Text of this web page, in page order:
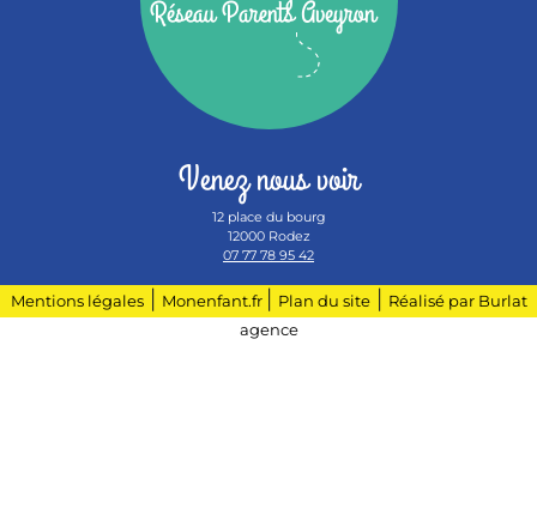
Réseau Parents Aveyron
Venez nous voir
12 place du bourg
12000 Rodez
07 77 78 95 42
Mentions légales| Monenfant.fr Plan du site|
Réalisé par Burlat
agence